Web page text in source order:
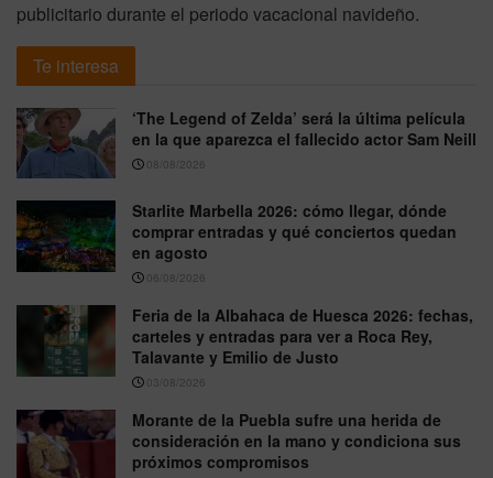
publicitario durante el periodo vacacional navideño.
Te interesa
‘The Legend of Zelda’ será la última película
en la que aparezca el fallecido actor Sam Neill
08/08/2026
Starlite Marbella 2026: cómo llegar, dónde
comprar entradas y qué conciertos quedan
en agosto
06/08/2026
Feria de la Albahaca de Huesca 2026: fechas,
carteles y entradas para ver a Roca Rey,
Talavante y Emilio de Justo
03/08/2026
Morante de la Puebla sufre una herida de
consideración en la mano y condiciona sus
próximos compromisos